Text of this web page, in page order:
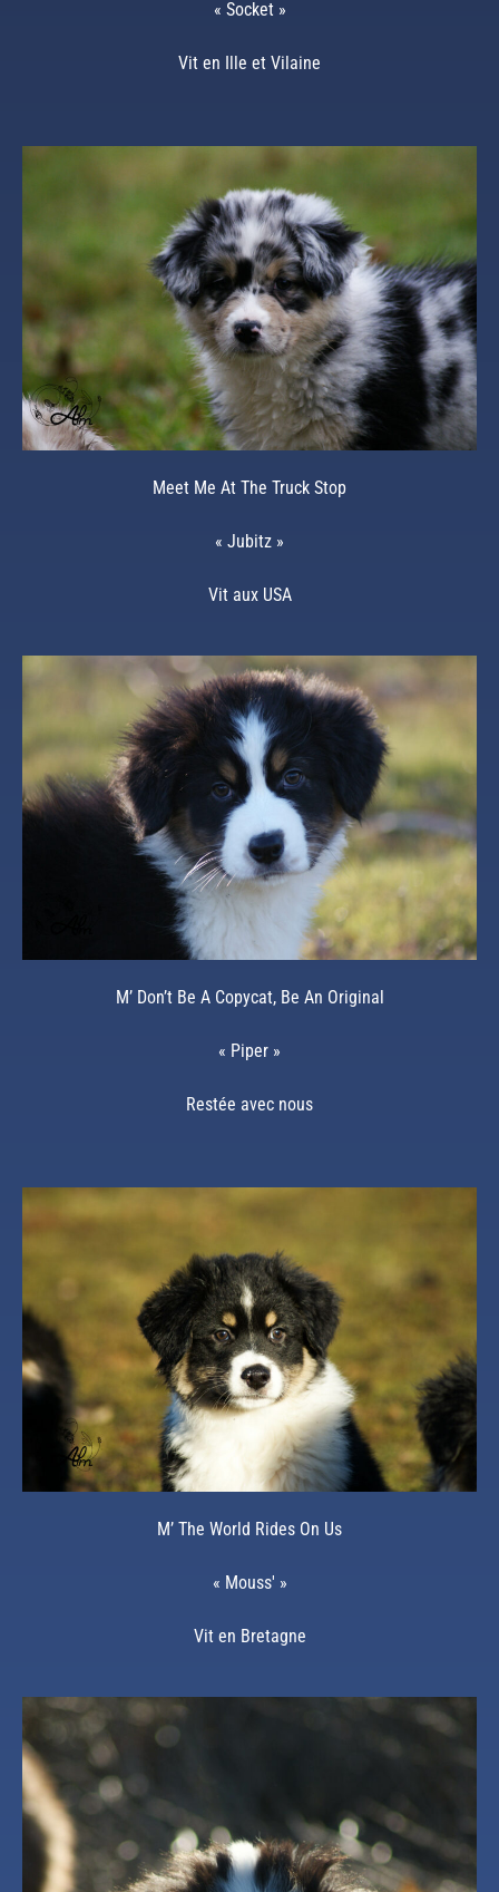
« Socket »
Vit en Ille et Vilaine
Meet Me At The Truck Stop
« Jubitz »
Vit aux USA
M’ Don’t Be A Copycat, Be An Original
« Piper »
Restée avec nous
M’ The World Rides On Us
« Mouss' »
Vit en Bretagne